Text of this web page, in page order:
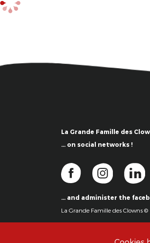
La Grande Famille des
… on social networks !
… and administer the
La Grande Famille des Clowns ©